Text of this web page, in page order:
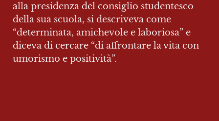
alla presidenza del consiglio studentesco
della sua scuola, si descriveva come
“determinata, amichevole e laboriosa” e
diceva di cercare “di affrontare la vita con
umorismo e positività”.